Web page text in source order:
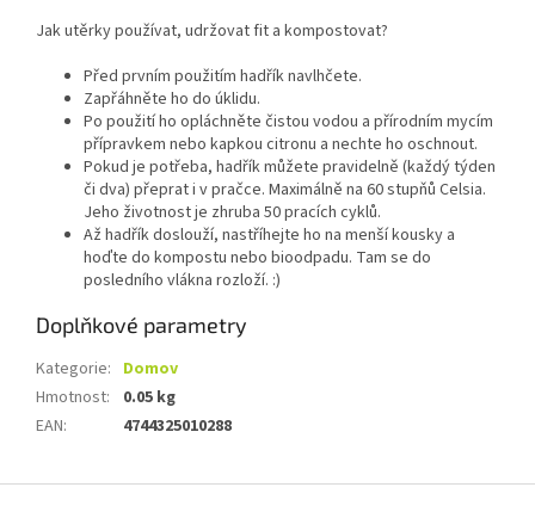
Jak utěrky používat, udržovat fit a kompostovat?
Před prvním použitím hadřík navlhčete.
Zapřáhněte ho do úklidu.
Po použití ho opláchněte čistou vodou a přírodním mycím
přípravkem nebo kapkou citronu a nechte ho oschnout.
Pokud je potřeba, hadřík můžete pravidelně (každý týden
či dva) přeprat i v pračce. Maximálně na 60 stupňů Celsia.
Jeho životnost je zhruba 50 pracích cyklů.
Až hadřík doslouží, nastříhejte ho na menší kousky a
hoďte do kompostu nebo bioodpadu. Tam se do
posledního vlákna rozloží. :)
Doplňkové parametry
Kategorie: Domov
Hmotnost:
0.05 kg
EAN: 4744325010288